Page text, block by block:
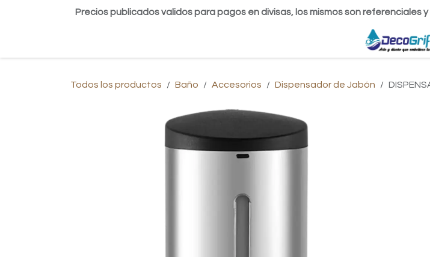
Precios publicados validos para pagos en divisas, los mismos son referenciales
Todos los productos Baño Accesorios Dispensador de Jabón